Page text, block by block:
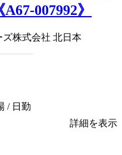
007992》
株式会社 北日本
/ 日勤
詳細を表示